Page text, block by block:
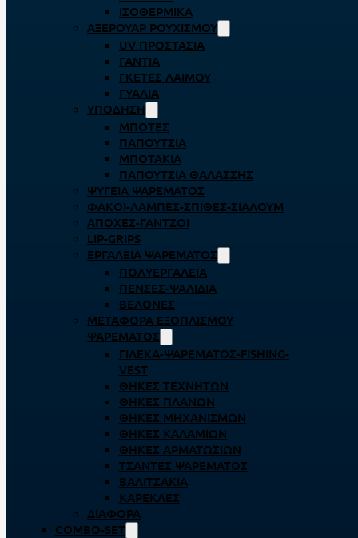
ΙΣΟΘΕΡΜΙΚΆ
ΑΞΕΡΟΥΆΡ ΡΟΥΧΙΣΜΟΎ
UV ΠΡΟΣΤΑΣΊΑ
ΓΆΝΤΙΑ
ΓΚΈΤΕΣ ΛΑΊΜΟΥ
ΓΥΑΛΙΆ
ΥΠΌΔΗΣΗ
ΜΠΌΤΕΣ
ΠΑΠΟΎΤΣΙΑ
ΜΠΟΤΆΚΙΑ
ΠΑΠΟΎΤΣΙΑ ΘΑΛΆΣΣΗΣ
ΨΥΓΕΊΑ ΨΑΡΈΜΑΤΟΣ
ΦΑΚΟΊ-ΛΆΜΠΕΣ-ΣΠΊΘΕΣ-ΣΊΑΛΟΥΜ
ΑΠΌΧΕΣ-ΓΆΝΤΖΟΙ
LIP-GRIPS
EΡΓΑΛΕΊΑ ΨΑΡΈΜΑΤΟΣ
ΠΟΛΥΕΡΓΑΛΕΊΑ
ΠΈΝΣΕΣ-ΨΑΛΊΔΙΑ
ΒΕΛΌΝΕΣ
ΜΕΤΑΦΟΡΆ ΕΞΟΠΛΙΣΜΟΎ
ΨΑΡΈΜΑΤΟΣ
ΓΙΛΈΚΑ-ΨΑΡΈΜΑΤΟΣ-FISHING-
VEST
ΘΉΚΕΣ ΤΕΧΝΗΤΏΝ
ΘΉΚΕΣ ΠΛΆΝΩΝ
ΘΉΚΕΣ ΜΗΧΑΝΙΣΜΏΝ
ΘΉΚΕΣ ΚΑΛΑΜΙΏΝ
ΘΉΚΕΣ ΑΡΜΑΤΩΣΙΏΝ
ΤΣΆΝΤΕΣ ΨΑΡΈΜΑΤΟΣ
ΒΑΛΙΤΣΆΚΙΑ
ΚΑΡΈΚΛΕΣ
ΔΙΆΦΟΡΑ
COMBO-SET